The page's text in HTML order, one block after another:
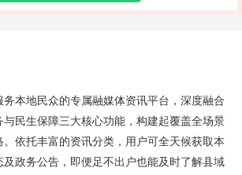
本地民众的专属融媒体资讯平台，深度融合
与民生保障三大核心功能，构建起覆盖全场景
。依托丰富的资讯分类，用户可全天候获取本
政务公告，即便足不出户也能及时了解县域